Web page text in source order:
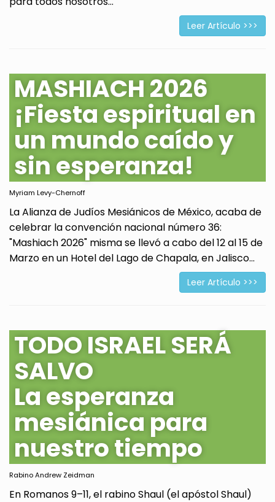
Leer Artículo >>>
MASHIACH 2026
¡Fiesta espiritual en
un mundo caído y
sin esperanza!
Myriam Levy-Chernoff
La Alianza de Judíos Mesiánicos de México, acaba de
celebrar la convención nacional número 36:
"Mashiach 2026" misma se llevó a cabo del 12 al 15 de
Marzo en un Hotel del Lago de Chapala, en Jalisco...
Leer Artículo >>>
TODO ISRAEL SERÁ
SALVO
La esperanza
mesiánica para
nuestro tiempo
Rabino Andrew Zeidman
En Romanos 9–11, el rabino Shaul (el apóstol Shaul)